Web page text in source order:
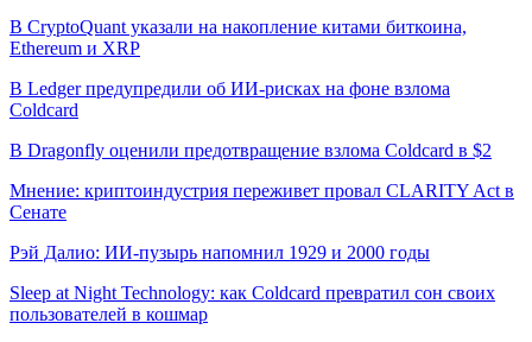
В CryptoQuant указали на накопление китами биткоина,
Ethereum и XRP
В Ledger предупредили об ИИ-рисках на фоне взлома
Coldcard
В Dragonfly оценили предотвращение взлома Coldcard в $2
Мнение: криптоиндустрия переживет провал CLARITY Act в
Сенате
Рэй Далио: ИИ-пузырь напомнил 1929 и 2000 годы
Sleep at Night Technology: как Coldcard превратил сон своих
пользователей в кошмар